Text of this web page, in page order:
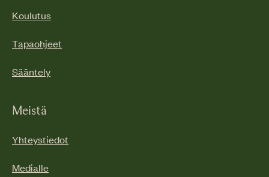
Koulutus
Tapaohjeet
Sääntely
Meistä
Yhteystiedot
Medialle